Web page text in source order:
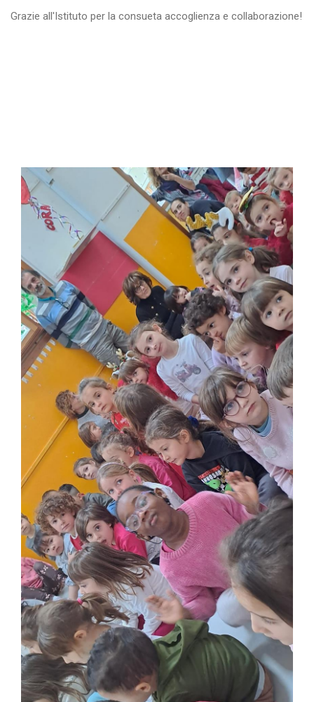
Grazie all'Istituto per la consueta accoglienza e collaborazione!